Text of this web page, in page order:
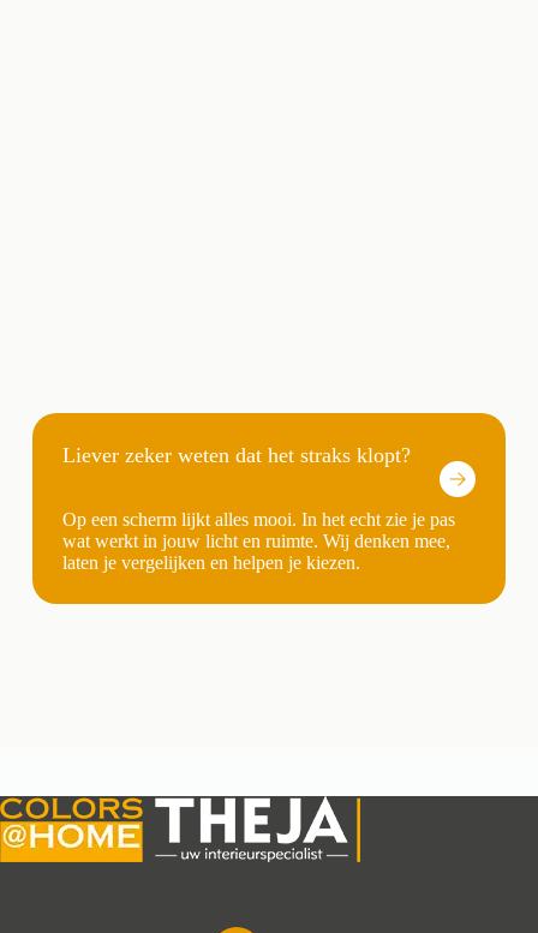
Liever zeker weten dat het straks klopt?
Op een scherm lijkt alles mooi. In het echt zie je pas
wat werkt in jouw licht en ruimte. Wij denken mee,
laten je vergelijken en helpen je kiezen.